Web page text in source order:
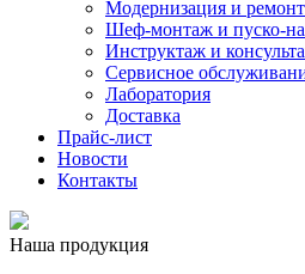
Модернизация и
Шеф-монтаж и пуско-
Инструктаж и
Сервисное
Лаборатория
Доставка
Прайс-лист
Новости
Контакты
Наша продукция